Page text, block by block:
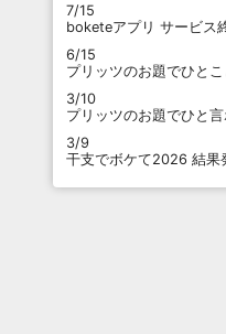
7/15
boketeアプリ サービス
6/15
プリッツのお題でひと
3/10
プリッツのお題でひと
3/9
干支でボケて2026 結果